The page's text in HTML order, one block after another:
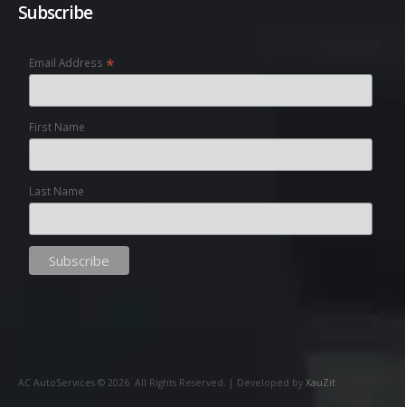
Subscribe
Email Address*
First Name
Last Name
AC AutoServices © 2026. All Rights Reserved. | Developed by XauZit